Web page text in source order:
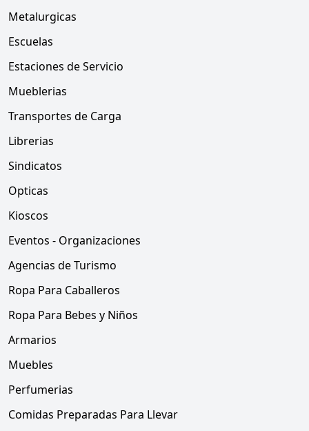
Metalurgicas
Escuelas
Estaciones de Servicio
Mueblerias
Transportes de Carga
Librerias
Sindicatos
Opticas
Kioscos
Eventos - Organizaciones
Agencias de Turismo
Ropa Para Caballeros
Ropa Para Bebes y Niños
Armarios
Muebles
Perfumerias
Comidas Preparadas Para Llevar